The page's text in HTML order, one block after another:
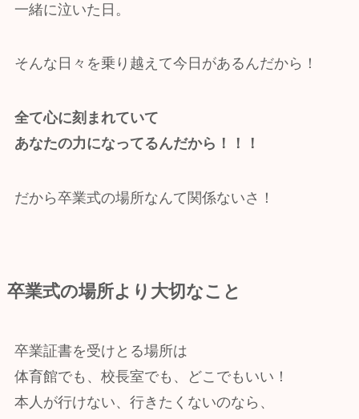
一緒に泣いた日。
そんな日々を乗り越えて今日があるんだから！
全て心に刻まれていて
あなたの力になってるんだから！！！
だから卒業式の場所なんて関係ないさ！
​卒業式の場所より大切なこと
卒業証書を受けとる場所は
体育館でも、校長室でも、どこでもいい！
本人が行けない、行きたくないのなら、